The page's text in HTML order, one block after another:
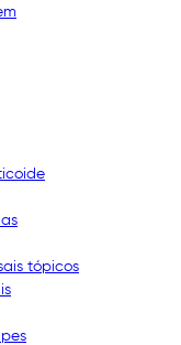
tópicos